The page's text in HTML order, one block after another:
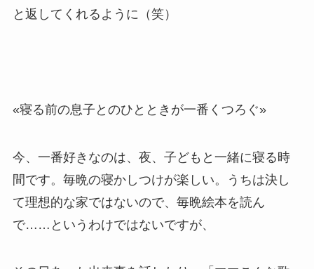
と返してくれるように（笑）
«寝る前の息子とのひとときが一番くつろぐ»
今、一番好きなのは、夜、子どもと一緒に寝る時
間です。毎晩の寝かしつけが楽しい。うちは決し
て理想的な家ではないので、毎晩絵本を読ん
で……というわけではないですが、